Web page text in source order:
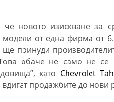
че новото изискване за
модели от една фирма от
ще принуди
обаче не само не се
като Chevrolet
продажбите до нови